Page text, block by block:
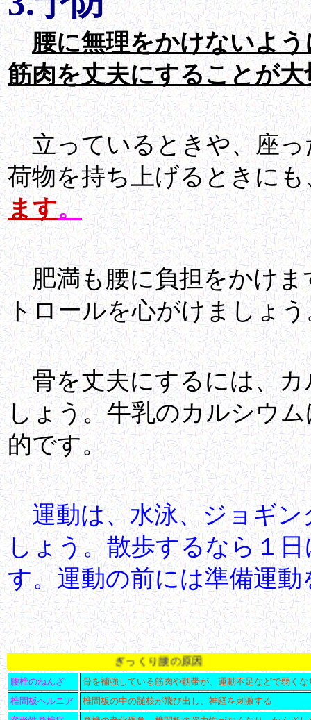
腰に無理をかけないよ
筋肉を丈夫にすることが大
立っているときや、座っ
荷物を持ち上げるときにも
ます。
肥満も腰に負担をかけま
トロールを心がけましょ
骨を丈夫にするには、カ
しょう。牛乳のカルシウ
的です。
運動は、水泳、ジョギ
しょう。散歩するなら１
す。運動の前には準備運
ぎっくり腰の原因
腰椎のねんざ
骨を補強している筋肉や靱帯が、運動不足などで弱く
椎間板ヘルニア
椎間板の中の髄核が飛び出し、神経を刺激する